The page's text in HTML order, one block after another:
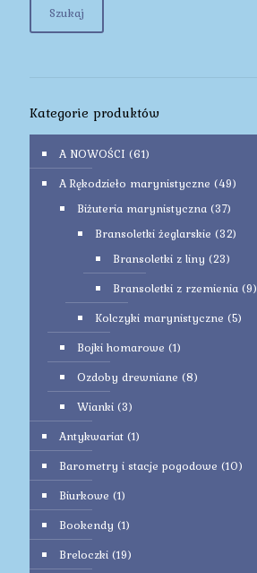
Szukaj
Kategorie produktów
A NOWOŚCI (61)
A Rękodzieło marynistyczne (49)
Biżuteria marynistyczna (37)
Bransoletki żeglarskie (32)
Bransoletki z liny (23)
Bransoletki z rzemienia (9)
Kolczyki marynistyczne (5)
Bojki homarowe (1)
Ozdoby drewniane (8)
Wianki (3)
Antykwariat (1)
Barometry i stacje pogodowe (10)
Biurkowe (1)
Bookendy (1)
Breloczki (19)